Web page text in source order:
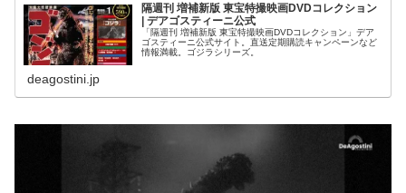
隔週刊 増補新版 東宝特撮映画DVDコレクション
| デアゴスティーニ公式
「隔週刊 増補新版 東宝特撮映画DVDコレクション」デア
ゴスティーニ公式サイト。直送定期購読キャンペーンなど
情報満載。ゴジラシリーズ。
deagostini.jp